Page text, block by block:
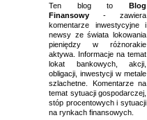
Ten blog to Blog
Finansowy - zawiera
komentarze inwestycyjne i
newsy ze świata lokowania
pieniędzy w różnorakie
aktywa. Informacje na temat
lokat bankowych, akcji,
obligacji, inwestycji w metale
szlachetne. Komentarze na
temat sytuacji gospodarczej,
stóp procentowych i sytuacji
na rynkach finansowych.